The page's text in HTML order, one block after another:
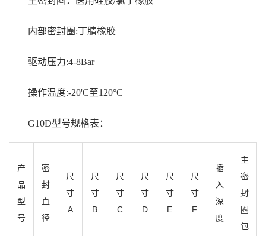
内部密封圈:丁腈橡胶
驱动压力:4-8Bar
操作温度:-20'C至120°C
G10D型号规格表：
产
品
型
号
密
封
直
径
尺
寸
A
尺
寸
B
尺
寸
C
尺
寸
D
尺
寸
E
尺
寸
F
插
入
深
度
主
密
封
圈
包